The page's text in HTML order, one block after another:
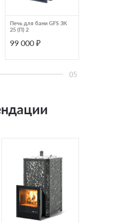
Печь для бани GFS ЗК
25 (П) 2
99 000 ₽
05